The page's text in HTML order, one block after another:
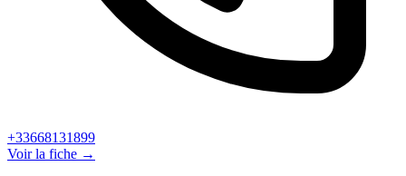
+33668131899
Voir la fiche →